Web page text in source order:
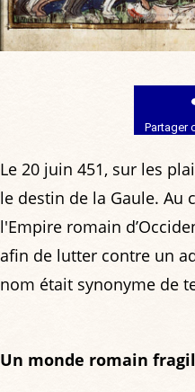
Partager
Le 20 juin 451, sur les
le destin de la Gaule. Au
l'Empire romain
afin de lutter contre un
nom était synonyme de
Un monde romain